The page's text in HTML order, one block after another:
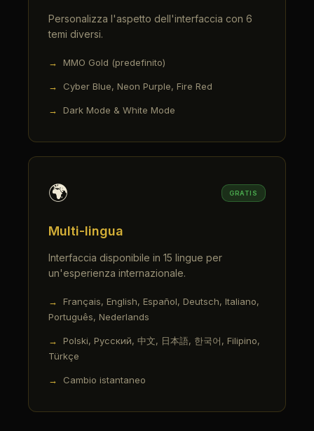
Personalizza l'aspetto dell'interfaccia con 6
temi diversi.
MMO Gold (predefinito)
Cyber Blue, Neon Purple, Fire Red
Dark Mode & White Mode
🌍 GRATIS
Multi-lingua
Interfaccia disponibile in 15 lingue per
un'esperienza internazionale.
Français, English, Español, Deutsch, Italiano,
Português, Nederlands
Polski, Русский, 中文, 日本語, 한국어, Filipino,
Türkçe
Cambio istantaneo